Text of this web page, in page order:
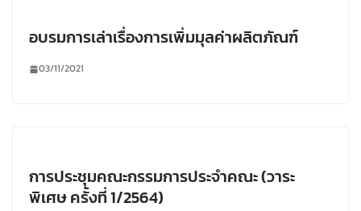
อบรมการเล่าเรื่องการเพิ่มมุลค่าผลิตภัณฑ์
03/11/2021
การประชุมคณะกรรมการประจำคณะ (วาระ
พิเศษ ครั้งที่ 1/2564)